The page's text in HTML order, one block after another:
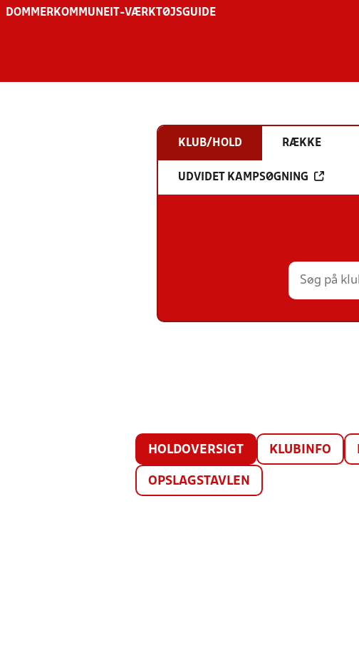
DOMMER KOMMUNE IT-VÆRKTØJSGUIDE
KLUB/HOLD RÆKKE
UDVIDET KAMPSØGNING
HOLDOVERSIGT KLUBINFO
OPSLAGSTAVLEN